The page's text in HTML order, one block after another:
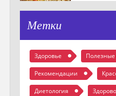
Метки
Здоровье Полезные
Рекомендации
Диетология